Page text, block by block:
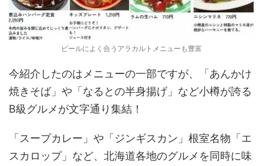
ビールによく合うアラカルトメニューも豊富
今紹介したのはメニューの一部ですが、「あんかけ
焼きそば」や「なるとの半身揚げ」など小樽が誇る
B級グルメが文字通り集結！
「スープカレー」や「ジンギスカン」根室名物「エ
スカロップ」など、北海道各地のグルメを同時に味